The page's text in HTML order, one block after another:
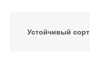
Устойчивый сорт